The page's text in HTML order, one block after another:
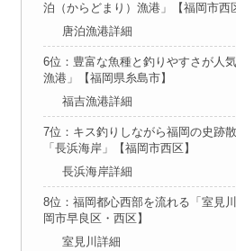
泊（からどまり）漁港」【福岡市西
唐泊漁港詳細
6位：豊富な魚種と釣りやすさが人
漁港」【福岡県糸島市】
福吉漁港詳細
7位：キス釣りしながら福岡の史跡
「長浜海岸」【福岡市西区】
長浜海岸詳細
8位：福岡都心西部を流れる「室見
岡市早良区・西区】
室見川詳細